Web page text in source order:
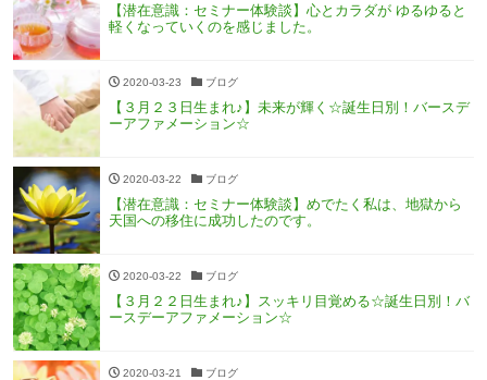
【潜在意識：セミナー体験談】心とカラダが ゆるゆると
軽くなっていくのを感じました。
2020-03-23 ブログ
【３月２３日生まれ♪】未来が輝く☆誕生日別！バースデ
ーアファメーション☆
2020-03-22 ブログ
【潜在意識：セミナー体験談】めでたく私は、地獄から
天国への移住に成功したのです。
2020-03-22 ブログ
【３月２２日生まれ♪】スッキリ目覚める☆誕生日別！バ
ースデーアファメーション☆
2020-03-21 ブログ